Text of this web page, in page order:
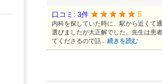
口コミ: 3件 5
内科を探していた時に、駅から近くて
選びましたが大正解でした。先生は患
てくださるので話... 続きを読む